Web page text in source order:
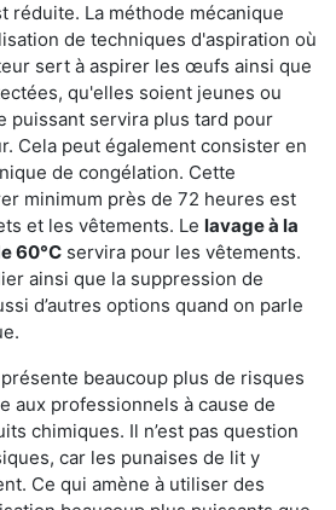
réduite. La méthode mécanique
de techniques d'aspiration où
sert à aspirer les œufs ainsi que
qu'elles soient jeunes ou
puissant servira plus tard pour
Cela peut également consister en
de congélation. Cette
minimum près de 72 heures est
et les vêtements. Le lavage à la
60°C servira pour les vêtements.
ainsi que la suppression de
d’autres options quand on parle
beaucoup plus de risques
aux professionnels à cause de
chimiques. Il n’est pas question
car les punaises de lit y
Ce qui amène à utiliser des